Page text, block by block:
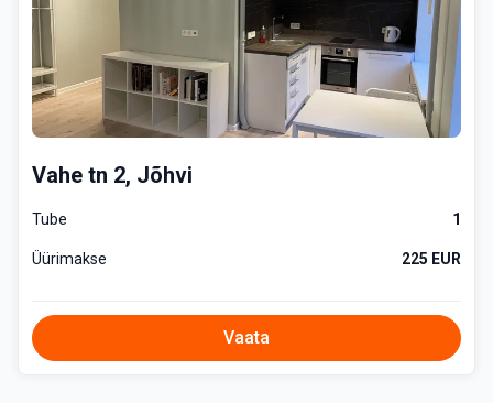
Vahe tn 2, Jõhvi
Tube 1
Üürimakse 225 EUR
Vaata